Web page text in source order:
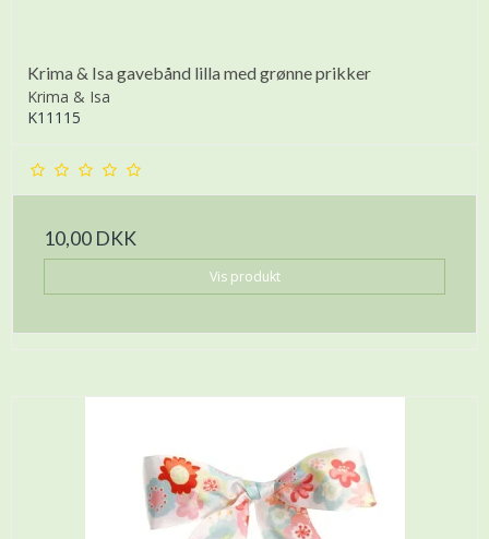
Krima & Isa gavebånd lilla med grønne prikker
Krima & Isa
K11115
10,00 DKK
Vis produkt